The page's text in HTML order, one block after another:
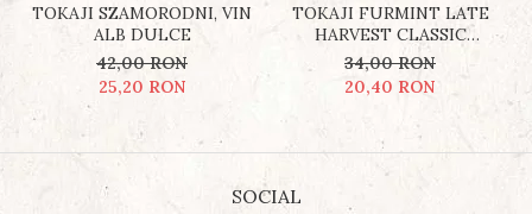
TOKAJI SZAMORODNI, VIN
ALB DULCE
42,00 RON
25,20 RON
TOKAJI FURMINT LATE
HARVEST CLASSIC
SELECTION (RECOLTĂ
TÂRZIE), VIN ALB DULCE
34,00 RON
20,40 RON
SOCIAL